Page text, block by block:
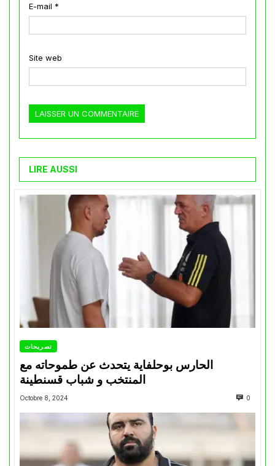
E-mail *
Site web
LIRE AUSSI
تصريحات
الحارس بوحلفاية يتحدث عن طموحاته مع
المنتخب و شباب قسنطينة
Octobre 8, 2024 0